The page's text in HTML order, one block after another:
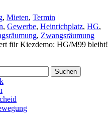
, Mieten, Termin
, Gewerbe, Heinrichplatz, HG,
, Zwangsräumung
für Kiezdemo: HG/M99 bleibt!